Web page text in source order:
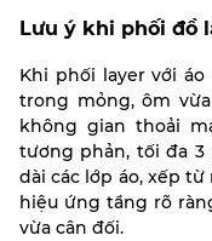
Lưu ý khi phối đồ
Khi phối layer với
trong mỏng, ôm
không gian thoải
tương phản, tối đa 3
dài các lớp áo, xếp
hiệu ứng tầng rõ
vừa cân đối.